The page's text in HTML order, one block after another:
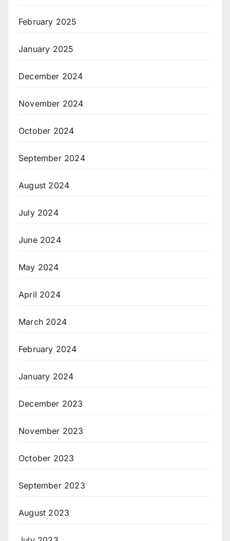
February 2025
January 2025
December 2024
November 2024
October 2024
September 2024
August 2024
July 2024
June 2024
May 2024
April 2024
March 2024
February 2024
January 2024
December 2023
November 2023
October 2023
September 2023
August 2023